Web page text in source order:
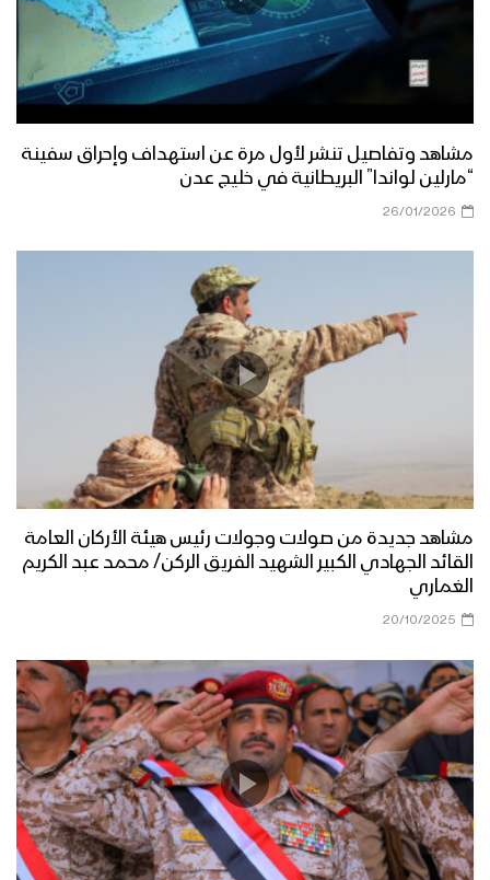
مشاهد وتفاصيل تنشر لأول مرة عن استهداف وإحراق سفينة
“مارلين لواندا” البريطانية في خليج عدن
26/01/2026
مشاهد جديدة من صولات وجولات رئيس هيئة الأركان العامة
القائد الجهادي الكبير الشهيد الفريق الركن/ محمد عبد الكريم
الغماري
20/10/2025